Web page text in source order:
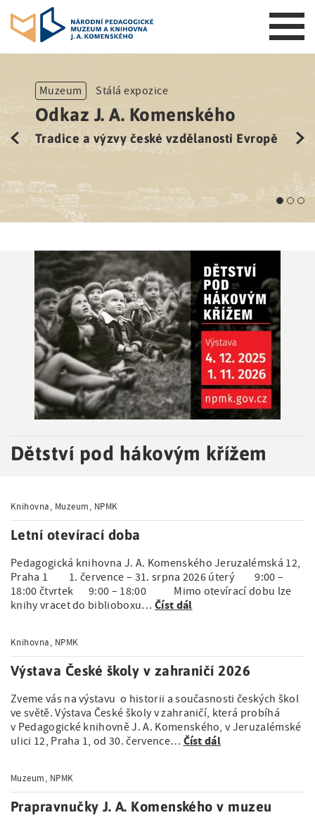
i
p
t
o
a
n
Muzeum Stálá expozice
Odkaz J. A. Komenského
Tradice a výzvy české vzdělanosti Evropě
Dětství pod hákovým křížem
Knihovna, Muzeum, NPMK
Letní otevírací doba
Pedagogická knihovna J. A. Komenského Jeruzalémská 12,
Praha 1 1. července – 31. srpna 2026 úterý 9:00 –
18:00 čtvrtek 9:00 – 18:00 Mimo otevírací dobu lze
knihy vracet do biblioboxu… Číst dál
Knihovna, NPMK
Výstava České školy v zahraničí 2026
Zveme vás na výstavu o historii a současnosti českých škol
ve světě. Výstava České školy v zahraničí, která probíhá
v Pedagogické knihovně J. A. Komenského, v Jeruzalémské
ulici 12, Praha 1, od 30. července… Číst dál
Muzeum, NPMK
Prapravnučky J. A. Komenského v muzeu